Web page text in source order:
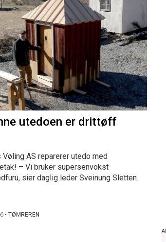
utedoen er drittøff
AS reparerer utedo med
– Vi bruker supersenvokst
sier daglig leder Sveinung Sletten.
• TØMREREN